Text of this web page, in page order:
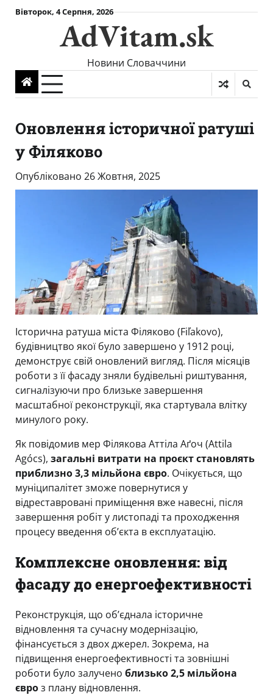
Skip
Вівторок, 4 Серпня, 2026
AdVitam.sk
Новини Словаччини
Оновлення історичної ратуші
у Філяково
Опубліковано 26 Жовтня, 2025
Історична ратуша міста Філяково (Fiľakovo),
будівництво якої було завершено у 1912 році,
демонструє свій оновлений вигляд. Після місяців
роботи з її фасаду зняли будівельні риштування,
сигналізуючи про близьке завершення
масштабної реконструкції, яка стартувала влітку
минулого року.
Як повідомив мер Філякова Аттіла Аґоч (Attila
Agócs), загальні витрати на проєкт становлять
приблизно 3,3 мільйона євро. Очікується, що
муніципалітет зможе повернутися у
відреставровані приміщення вже навесні, після
завершення робіт у листопаді та проходження
процесу введення об’єкта в експлуатацію.
Комплексне оновлення: від
фасаду до енергоефективності
Реконструкція, що об’єднала історичне
відновлення та сучасну модернізацію,
фінансується з двох джерел. Зокрема, на
підвищення енергоефективності та зовнішні
роботи було залучено близько 2,5 мільйона
євроз плану відновлення.